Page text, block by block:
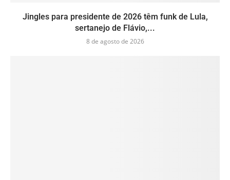
Jingles para presidente de 2026 têm funk de Lula,
sertanejo de Flávio,...
8 de agosto de 2026